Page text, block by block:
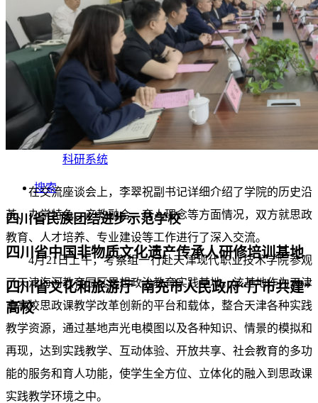
教职工
校友
访客
考生
教务系统
OA办公系统
科研系统
搜索
四川省民族团结进步示范学校
四川省中国非物质文化遗产传承人研修培训基地
四川省文化和旅游厅 南充市人民政府“厅市共建”
高校
在交流座谈会上，李翠祝副书记详细介绍了学院的历史沿
革、办学特色、产教融合、育人理念等方面情况，双方就思政
教育、人才培养、专业建设等工作进行了深入交流。
4月21 日上午，考察组一行赴天津现代职业技术学院参观
了天津海河教育园区思想政治教育实践基地。该基地作为天津
市高校思政课教学改革创新的平台和载体，整合天津各种实践
教学资源，通过基地声光电模图以及各种知识、情景的模拟和
再现，达到实践教学、互动体验、开放共享、社会教育的多功
能的服务和育人功能，使学生全方位、立体化的融入到思政课
实践教学环境之中。